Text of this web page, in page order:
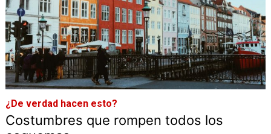
¿De verdad hacen esto?
Costumbres que rompen todos los